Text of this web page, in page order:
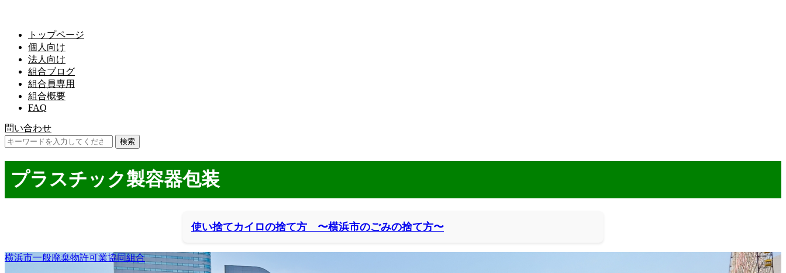
トップページ
個人向け
法人向け
組合ブログ
組合員専用
組合概要
FAQ
問い合わせ
プラスチック製容器包装
使い捨てカイロの捨て方 〜横浜市のごみの捨て方〜
横浜市一般廃棄物許可業協同組合